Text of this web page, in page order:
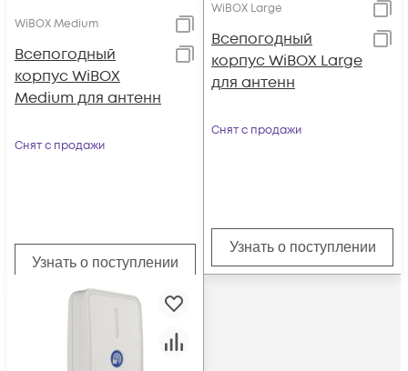
WiBOX Medium
Всепогодный
корпус WiBOX
Medium для антенн
Снят с продажи
Узнать о поступлении
WiBOX Large
Всепогодный
корпус WiBOX Large
для антенн
Снят с продажи
Узнать о поступлении